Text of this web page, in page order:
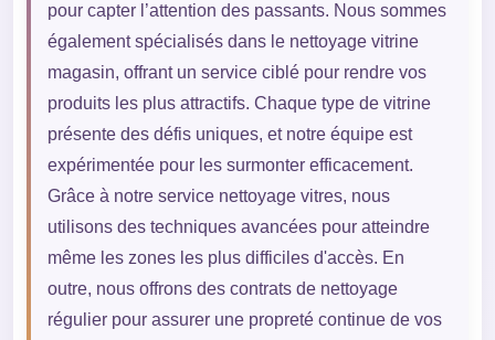
pour capter l’attention des passants. Nous sommes
également spécialisés dans le nettoyage vitrine
magasin, offrant un service ciblé pour rendre vos
produits les plus attractifs. Chaque type de vitrine
présente des défis uniques, et notre équipe est
expérimentée pour les surmonter efficacement.
Grâce à notre service nettoyage vitres, nous
utilisons des techniques avancées pour atteindre
même les zones les plus difficiles d'accès. En
outre, nous offrons des contrats de nettoyage
régulier pour assurer une propreté continue de vos